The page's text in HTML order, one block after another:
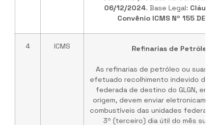
06/12/2024. Base Legal:
Convênio ICMS Nº 155 DE
4 ICMS Refinarias de Petróleo /
As refinarias de petróleo ou suas
efetuado recolhimento indevido do
federada de destino do GLGN, em
origem, devem enviar
combustíveis das unidades
3º (terceiro) dia útil do mês